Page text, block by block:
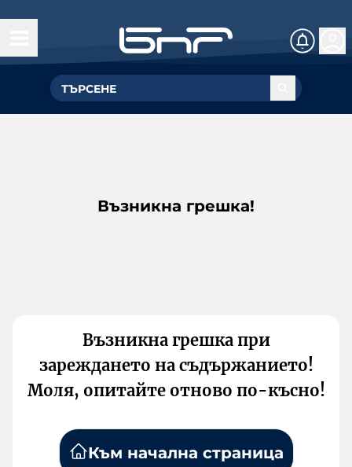
Възникна грешка!
Възникна грешка при
зареждането на съдържанието!
Моля, опитайте отново по-късно!
Към начална страница